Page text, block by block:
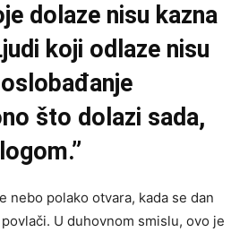
dolaze nisu kazna
koji odlaze nisu
što dolazi sada,
nebo polako otvara, kada se dan
U duhovnom smislu, ovo je